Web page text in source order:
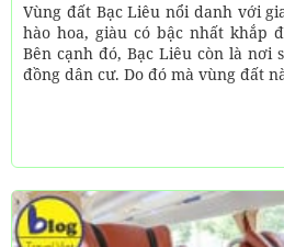
Vùng đất Bạc Liêu nổi danh với
hào hoa, giàu có bậc nhất khắp
Bên cạnh đó, Bạc Liêu còn là nơi
đồng dân cư. Do đó mà vùng đất